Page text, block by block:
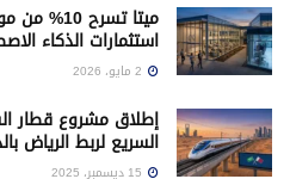
ميتا
استثمارات الذكاء
إطلاق مشروع قطار
السريع لربط الرياض